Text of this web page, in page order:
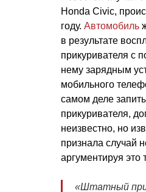
Honda Civic,
году. Автомобиль
в результате
прикуривателя с
нему зарядным
мобильного
самом деле
прикуривателя,
неизвестно, но
признала случай
аргументируя это
«Штатный